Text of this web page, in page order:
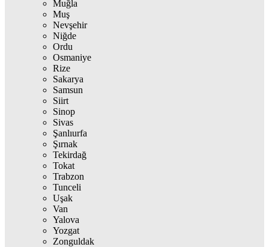
Muğla
Muş
Nevşehir
Niğde
Ordu
Osmaniye
Rize
Sakarya
Samsun
Siirt
Sinop
Sivas
Şanlıurfa
Şırnak
Tekirdağ
Tokat
Trabzon
Tunceli
Uşak
Van
Yalova
Yozgat
Zonguldak